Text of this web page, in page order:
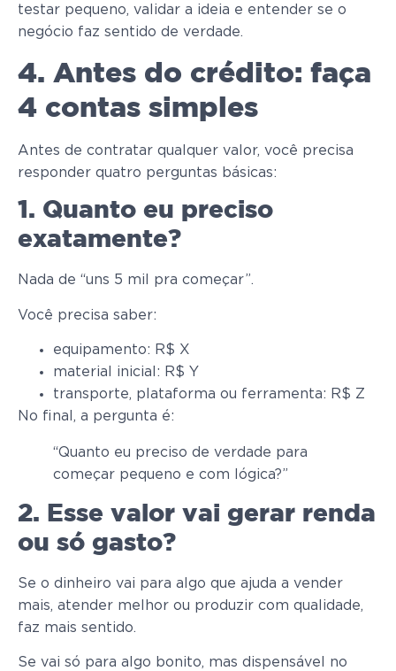
testar pequeno, validar a ideia e entender se o
negócio faz sentido de verdade.
4. Antes do crédito: faça
4 contas simples
Antes de contratar qualquer valor, você precisa
responder quatro perguntas básicas:
1. Quanto eu preciso
exatamente?
Nada de “uns 5 mil pra começar”.
Você precisa saber:
equipamento: R$ X
material inicial: R$ Y
transporte, plataforma ou ferramenta: R$ Z
No final, a pergunta é:
“Quanto eu preciso de verdade para
começar pequeno e com lógica?”
2. Esse valor vai gerar renda
ou só gasto?
Se o dinheiro vai para algo que ajuda a vender
mais, atender melhor ou produzir com qualidade,
faz mais sentido.
Se vai só para algo bonito, mas dispensável no